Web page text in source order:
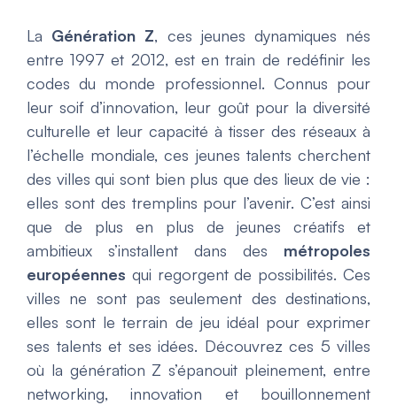
La Génération Z, ces jeunes dynamiques nés
entre 1997 et 2012, est en train de redéfinir les
codes du monde professionnel. Connus pour
leur soif d’innovation, leur goût pour la diversité
culturelle et leur capacité à tisser des réseaux à
l’échelle mondiale, ces jeunes talents cherchent
des villes qui sont bien plus que des lieux de vie :
elles sont des tremplins pour l’avenir. C’est ainsi
que de plus en plus de jeunes créatifs et
ambitieux s’installent dans des métropoles
européennes qui regorgent de possibilités. Ces
villes ne sont pas seulement des destinations,
elles sont le terrain de jeu idéal pour exprimer
ses talents et ses idées. Découvrez ces 5 villes
où la génération Z s’épanouit pleinement, entre
networking, innovation et bouillonnement